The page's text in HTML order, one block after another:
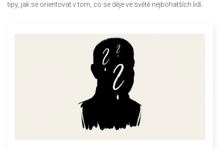
tipy, jak se orientovat v tom, co se děje ve světě nejbohatších lidí.